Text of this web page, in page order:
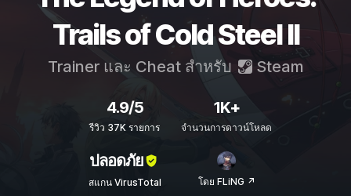
Trails of Cold Steel II
Trainer และ Cheat สำหรับ Steam
4.9/5
รีวิว 37K รายการ
1K+
จำนวนการดาวน์โหลด
ปลอดภัย
สแกน VirusTotal โดย FLiNG ↗